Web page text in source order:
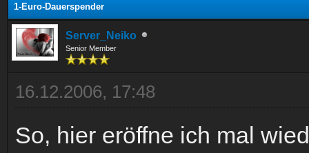
1-Euro-Dauerspender
Server_Neiko
Senior Member
16.12.2006, 17:48
So, hier eröffne ich mal